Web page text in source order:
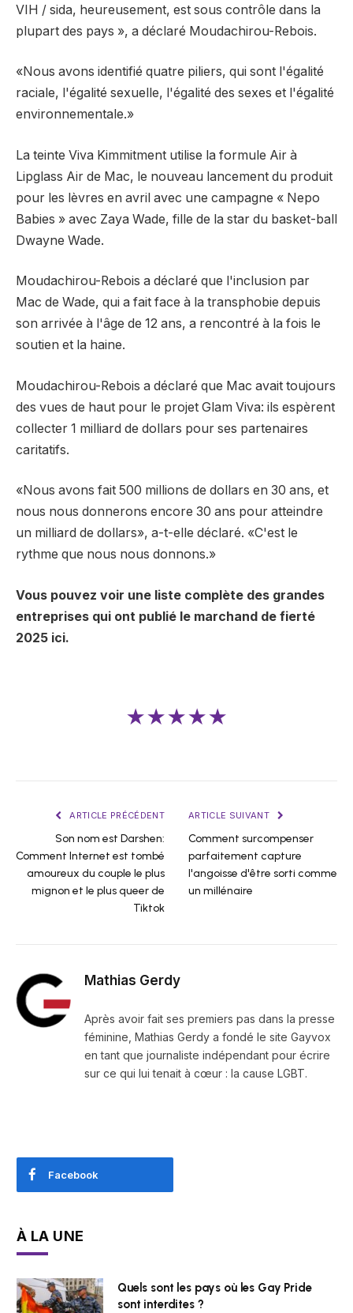
VIH / sida, heureusement, est sous contrôle dans la
plupart des pays », a déclaré Moudachirou-Rebois.
«Nous avons identifié quatre piliers, qui sont l'égalité
raciale, l'égalité sexuelle, l'égalité des sexes et l'égalité
environnementale.»
La teinte Viva Kimmitment utilise la formule Air à
Lipglass Air de Mac, le nouveau lancement du produit
pour les lèvres en avril avec une campagne « Nepo
Babies » avec Zaya Wade, fille de la star du basket-ball
Dwayne Wade.
Moudachirou-Rebois a déclaré que l'inclusion par
Mac de Wade, qui a fait face à la transphobie depuis
son arrivée à l'âge de 12 ans, a rencontré à la fois le
soutien et la haine.
Moudachirou-Rebois a déclaré que Mac avait toujours
des vues de haut pour le projet Glam Viva: ils espèrent
collecter 1 milliard de dollars pour ses partenaires
caritatifs.
«Nous avons fait 500 millions de dollars en 30 ans, et
nous nous donnerons encore 30 ans pour atteindre
un milliard de dollars», a-t-elle déclaré. «C'est le
rythme que nous nous donnons.»
Vous pouvez voir une liste complète des grandes
entreprises qui ont publié le marchand de fierté
2025 ici.
★★★★★
ARTICLE PRÉCÉDENT
Son nom est Darshen:
Comment Internet est tombé
amoureux du couple le plus
mignon et le plus queer de
Tiktok
ARTICLE SUIVANT
Comment surcompenser
parfaitement capture
l'angoisse d'être sorti comme
un millénaire
Mathias Gerdy
Après avoir fait ses premiers pas dans la presse
féminine, Mathias Gerdy a fondé le site Gayvox
en tant que journaliste indépendant pour écrire
sur ce qui lui tenait à cœur : la cause LGBT.
Facebook
À LA UNE
Quels sont les pays où les Gay Pride
sont interdites ?